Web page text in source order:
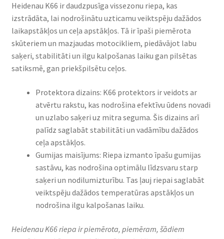
Heidenau K66 ir daudzpusīga vissezonu riepa, kas
izstrādāta, lai nodrošinātu uzticamu veiktspēju dažādos
laikapstākļos un ceļa apstākļos. Tā ir īpaši piemērota
skūteriem un mazjaudas motocikliem, piedāvājot labu
saķeri, stabilitāti un ilgu kalpošanas laiku gan pilsētas
satiksmē, gan priekšpilsētu ceļos.
Protektora dizains: K66 protektors ir veidots ar
atvērtu rakstu, kas nodrošina efektīvu ūdens novadi
un uzlabo saķeri uz mitra seguma. Šis dizains arī
palīdz saglabāt stabilitāti un vadāmību dažādos
ceļa apstākļos.
Gumijas maisījums: Riepa izmanto īpašu gumijas
sastāvu, kas nodrošina optimālu līdzsvaru starp
saķeri un nodilumizturību. Tas ļauj riepai saglabāt
veiktspēju dažādos temperatūras apstākļos un
nodrošina ilgu kalpošanas laiku.
Heidenau K66 riepa ir piemērota, piemēram, šādiem